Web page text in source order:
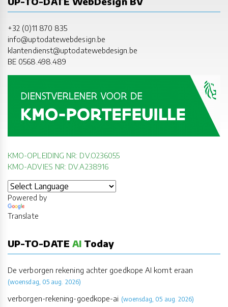
+32 (0)11 870 835
info@uptodatewebdesign.be
klantendienst@uptodatewebdesign.be
BE 0568.498.489
KMO-OPLEIDING NR: DV.O236055
KMO-ADVIES NR: DV.A238916
Powered by
Translate
UP-TO-DATE AI Today
De verborgen rekening achter goedkope AI komt eraan
(woensdag, 05 aug. 2026)
verborgen-rekening-goedkope-ai (woensdag, 05 aug. 2026)